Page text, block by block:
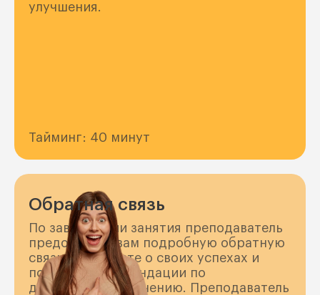
улучшения.
Тайминг: 40 минут
Обратная связь
По завершении занятия преподаватель
предоставит вам подробную обратную
связь. Вы узнаете о своих успехах и
получите рекомендации по
дальнейшему обучению. Преподаватель